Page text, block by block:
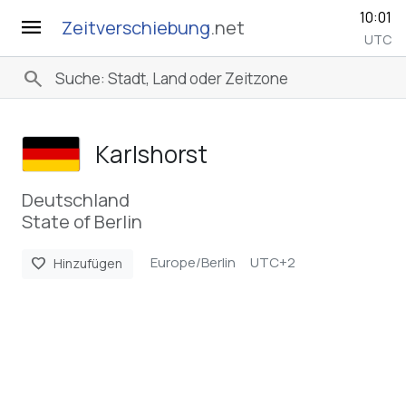
menu Zeitverschiebung.net 10:01
UTC
search
Karlshorst
Deutschland
State of Berlin
favorite Hinzufügen Europe/Berlin UTC+2